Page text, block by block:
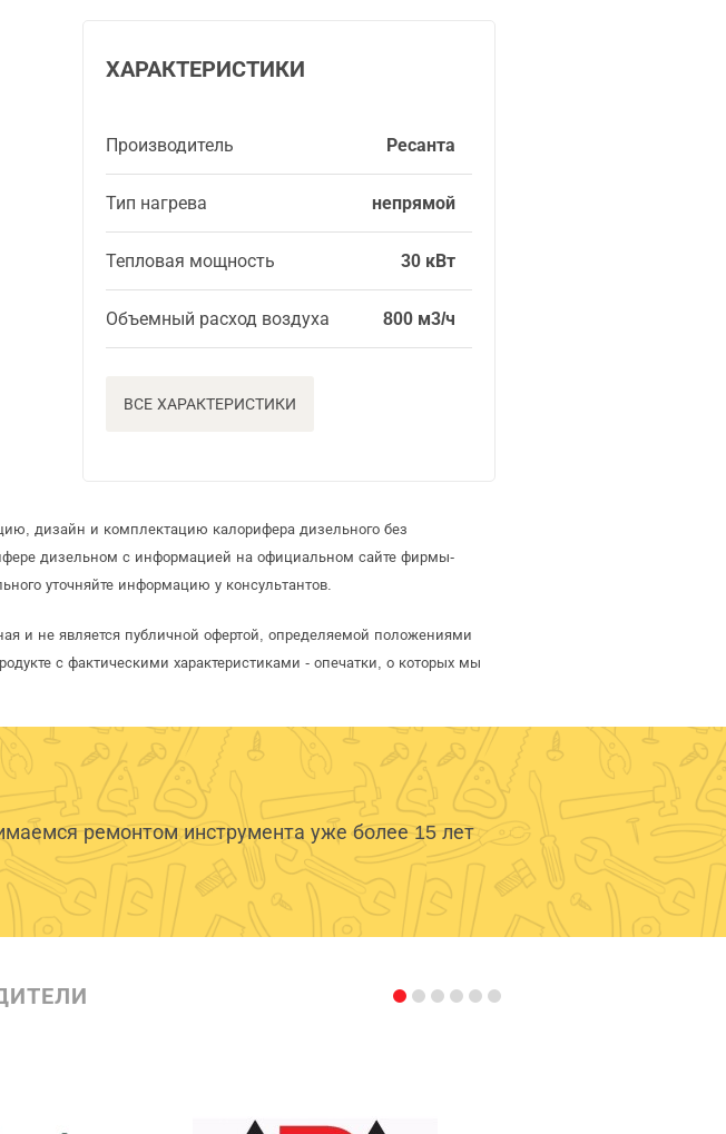
ХАРАКТЕРИСТИКИ
Производитель Ресанта
Тип нагрева непрямой
Тепловая мощность 30 кВт
Объемный расход воздуха 800 м3/ч
ВСЕ ХАРАКТЕРИСТИКИ
дизайн и комплектацию калорифера дизельного без
дизельном с информацией на официальном сайте фирмы-
уточняйте информацию у консультантов.
и не является публичной офертой, определяемой положениями
с фактическими характеристиками - опечатки, о которых мы
ремонтом инструмента уже более 15 лет